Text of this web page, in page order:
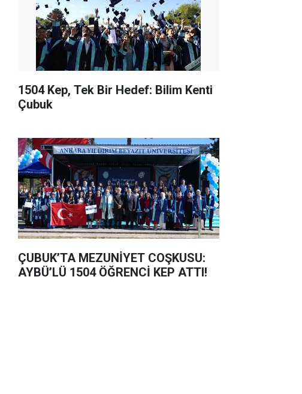
1504 Kep, Tek Bir Hedef: Bilim Kenti
Çubuk
ÇUBUK’TA MEZUNİYET COŞKUSU:
AYBÜ’LÜ 1504 ÖĞRENCİ KEP ATTI!